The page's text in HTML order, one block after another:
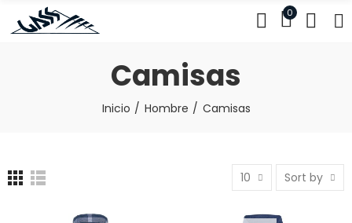
0
Camisas
Inicio Hombre Camisas
10 Sort by